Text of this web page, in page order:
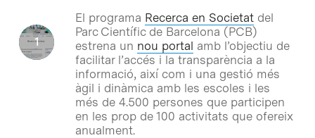
El programa Recerca en Societatdel
Parc Científic de Barcelona (PCB)
estrena un nou portal amb l’objectiu de
facilitar l’accés i la transparència a la
informació, així com i una gestió més
àgil i dinàmica amb les escoles i les
més de 4.500 persones que participen
en les prop de 100 activitats que ofereix
anualment.